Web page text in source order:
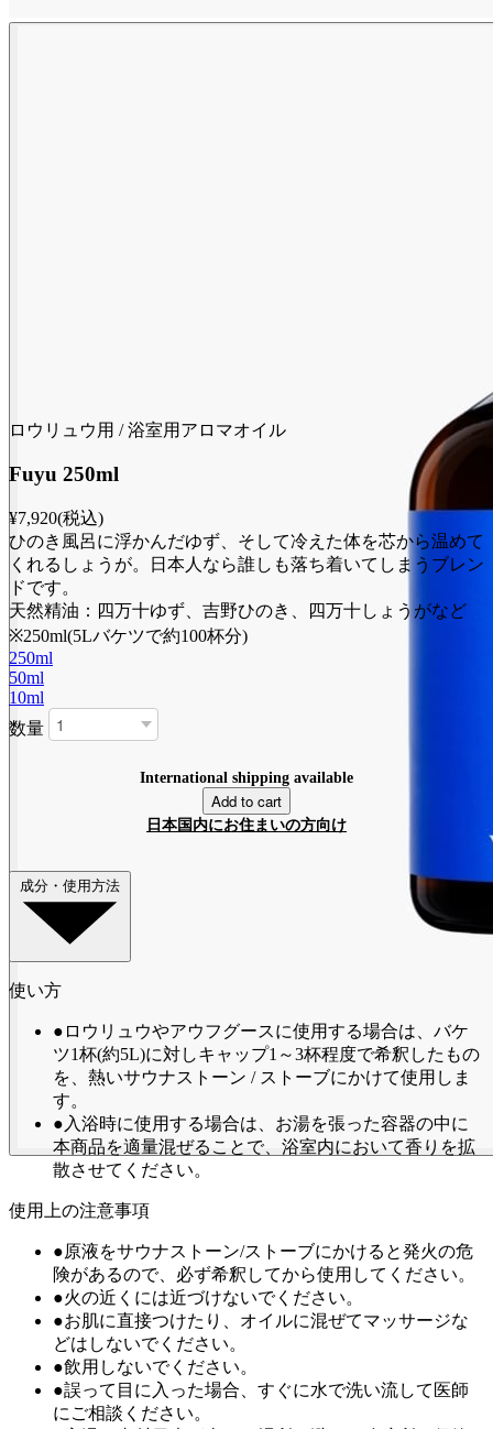
ロウリュウ用 / 浴室用アロマオイル
Fuyu 250ml
¥7,920(税込)
ひのき風呂に浮かんだゆず、そして冷えた体を芯から温めて
くれるしょうが。日本人なら誰しも落ち着いてしまうブレン
ドです。
天然精油：四万十ゆず、吉野ひのき、四万十しょうがなど
※250ml(5Lバケツで約100杯分)
250ml
50ml
10ml
数量
International shipping available
Add to cart
日本国内にお住まいの方向け
成分・使用方法
使い方
●ロウリュウやアウフグースに使用する場合は、バケ
ツ1杯(約5L)に対しキャップ1～3杯程度で希釈したもの
を、熱いサウナストーン / ストーブにかけて使用しま
す。
●入浴時に使用する場合は、お湯を張った容器の中に
本商品を適量混ぜることで、浴室内において香りを拡
散させてください。
使用上の注意事項
●原液をサウナストーン/ストーブにかけると発火の危
険があるので、必ず希釈してから使用してください。
●火の近くには近づけないでください。
●お肌に直接つけたり、オイルに混ぜてマッサージな
どはしないでください。
●飲用しないでください。
●誤って目に入った場合、すぐに水で洗い流して医師
にご相談ください。